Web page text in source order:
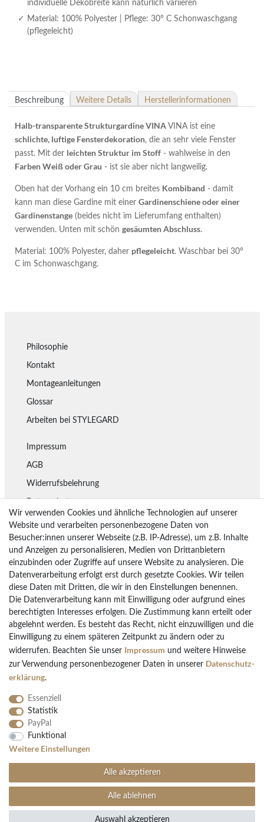
individuelle Dekobreite kann natürlich variieren
Material: 100% Polyester | Pflege: 30° C Schonwaschgang
(pflegeleicht)
Beschreibung Weitere Details Herstellerinformationen
Halb-transparente Strukturgardine VINA VINA ist eine
schlichte, luftige Fensterdekoration, die an sehr viele Fenster
passt. Mit der leichten Struktur im Stoff - wahlweise in den
Farben Weiß oder Grau - ist sie aber nicht langweilig.
Oben hat der Vorhang ein 10 cm breites Kombiband - damit
kann man diese Gardine mit einer Gardinenschiene oder einer
Gardinenstange (beides nicht im Lieferumfang enthalten)
verwenden. Unten mit schön gesäumten Abschluss.
Material: 100% Polyester, daher pflegeleicht. Waschbar bei 30°
C im Schonwaschgang.
Philosophie
Kontakt
Montageanleitungen
Glossar
Arbeiten bei STYLEGARD
Impressum
AGB
Widerrufsbelehrung
Datenschutz
Lieferung
Rückgaberecht
Vertrag widerrufen
Bezahlarten
PayPal
Vorkasse Überweisung
Kreditkarten
Kauf auf Rechnung
Folgen Sie uns
Wir verwenden Cookies und ähnliche Technologien auf unserer
Website und verarbeiten personenbezogene Daten von
Besucher:innen unserer Webseite (z.B. IP-Adresse), um z.B. Inhalte
und Anzeigen zu personalisieren, Medien von Drittanbietern
einzubinden oder Zugriffe auf unsere Website zu analysieren. Die
Datenverarbeitung erfolgt erst durch gesetzte Cookies. Wir teilen
diese Daten mit Dritten, die wir in den Einstellungen benennen.
Die Datenverarbeitung kann mit Einwilligung oder aufgrund eines
berechtigten Interesses erfolgen. Die Zustimmung kann erteilt oder
abgelehnt werden. Es besteht das Recht, nicht einzuwilligen und die
Einwilligung zu einem späteren Zeitpunkt zu ändern oder zu
widerrufen. Beachten Sie unser Impressum und weitere Hinweise
zur Verwendung personenbezogener Daten in unserer Daten­schutz­
erklärung.
Essenziell
Statistik
PayPal
Funktional
Weitere Einstellungen
Alle akzeptieren
Alle ablehnen
Auswahl akzeptieren